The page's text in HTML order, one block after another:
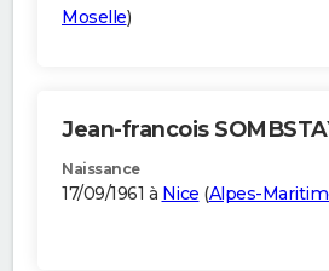
Moselle)
Jean-francois
Naissance
17/09/1961 à Nice (Alpes-